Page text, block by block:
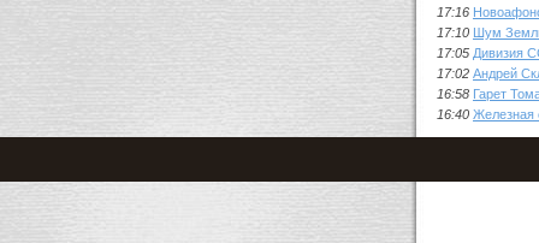
17:16
17:10 Шум
17:05 Дивизия
17:02 Андрей
16:58 Гарет
16:40 Железная